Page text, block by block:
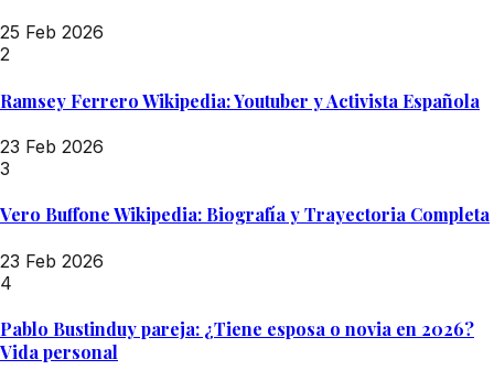
25 Feb 2026
2
Ramsey Ferrero Wikipedia: Youtuber y Activista Española
23 Feb 2026
3
Vero Buffone Wikipedia: Biografía y Trayectoria Completa
23 Feb 2026
4
Pablo Bustinduy pareja: ¿Tiene esposa o novia en 2026?
Vida personal